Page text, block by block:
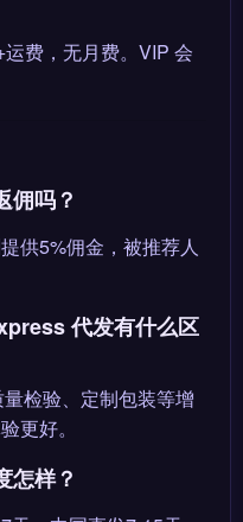
费，无月费。VIP 会
吗？
供5%佣金，被推荐人
代发有什么区
检验、定制包装等增
更好。
样？